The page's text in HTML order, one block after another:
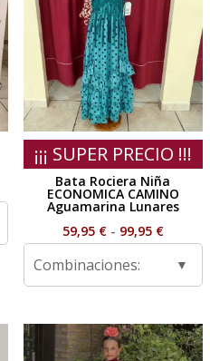
¡¡¡ SUPER PRECIO !!!
Bata Rociera Niña
ECONOMICA CAMINO
Aguamarina Lunares
59,95 € - 99,95 €Rango
59,95 €
hasta
Combinaciones: